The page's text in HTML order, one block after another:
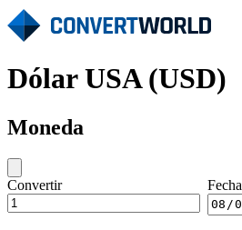
Dólar USA (USD)
Moneda
Convertir Fecha